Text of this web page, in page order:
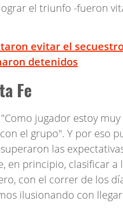
el triunfo -fueron
evitar el
detenidos
Fe
jugador estoy
el grupo". Y por eso
las
en principio, clasificar a
con el correr de los
ilusionando con